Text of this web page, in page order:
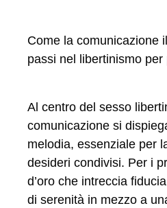
Come la comunicazione
passi nel libertinismo per
Al centro del sesso
comunicazione si
melodia, essenziale per
desideri condivisi. Per i
d’oro che intreccia
di serenità in mezzo a